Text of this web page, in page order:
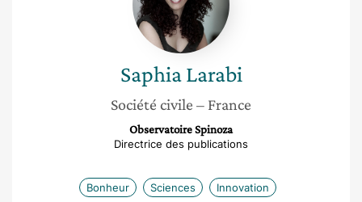
Saphia Larabi
Société civile – France
Observatoire Spinoza
Directrice des publications
Bonheur Sciences Innovation